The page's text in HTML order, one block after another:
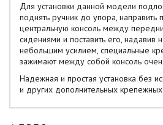
Для установки данной модели
поднять ручник до упора, направить
центральную консоль между
сидениями и поставить его, надавив
небольшим усилием, специальные
зажимают между собой консоль
Надежная и простая установка без
и других дополнительных